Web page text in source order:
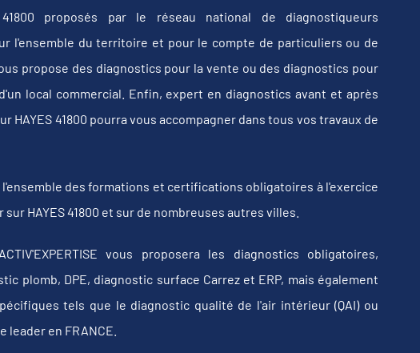
proposés par le réseau national de diagnostiqueurs
l'ensemble du territoire et pour le compte de particuliers ou de
propose des diagnostics pour la vente ou des diagnostics pour
local commercial. Enfin, expert en diagnostics avant et après
41800 pourra vous accompagner dans tous vos travaux de
des formations et certifications obligatoires à l'exercice
HAYES 41800 et sur de nombreuses autres villes.
vous proposera les diagnostics obligatoires,
plomb, DPE, diagnostic surface Carrez et ERP, mais également
tels que le diagnostic qualité de l'air intérieur (QAI) ou
en FRANCE.